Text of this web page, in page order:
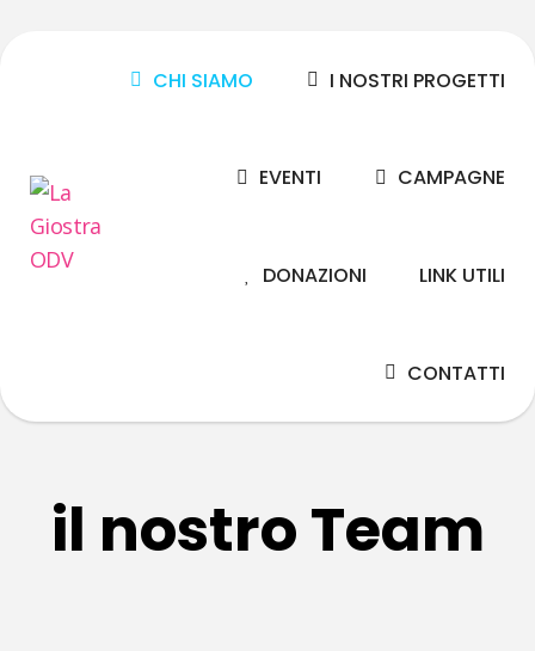
CHI SIAMO I NOSTRI PROGETTI
EVENTI CAMPAGNE
DONAZIONI LINK UTILI
CONTATTI
il nostro Team